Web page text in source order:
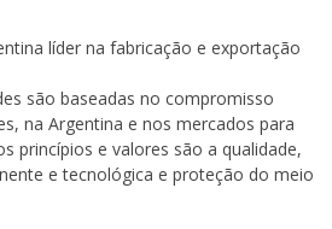
líder na fabricação e exportação
são baseadas no compromisso
na Argentina e nos mercados para
princípios e valores são a qualidade,
e tecnológica e proteção do meio